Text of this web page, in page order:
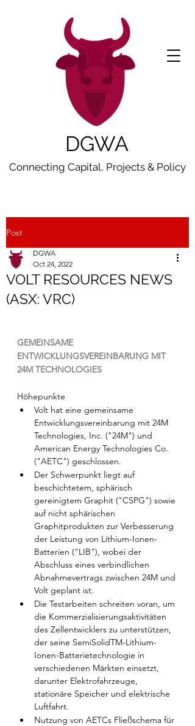
DGWA
Connecting Capital, Projects & Policy
Post
VOLT RESOURCES NEWS
(ASX: VRC)
DGWA
Oct 24, 2022
GEMEINSAME
ENTWICKLUNGSVEREINBARUNG MIT
24M TECHNOLOGIES
Höhepunkte
Volt hat eine gemeinsame
Entwicklungsvereinbarung mit 24M
Technologies, Inc. ("24M") und
American Energy Technologies Co.
("AETC") geschlossen.
Der Schwerpunkt liegt auf
beschichtetem, sphärisch
gereinigtem Graphit ("CSPG") sowie
auf nicht sphärischen
Graphitprodukten zur Verbesserung
der Leistung von Lithium-Ionen-
Batterien ("LIB"), wobei der
Abschluss eines verbindlichen
Abnahmevertrags zwischen 24M und
Volt geplant ist.
Die Testarbeiten schreiten voran, um
die Kommerzialisierungsaktivitäten
des Zellentwicklers zu unterstützen,
der seine SemiSolidTM-Lithium-
Ionen-Batterietechnologie in
verschiedenen Märkten einsetzt,
darunter Elektrofahrzeuge,
stationäre Speicher und elektrische
Luftfahrt.
Nutzung von AETCs Fließschema für